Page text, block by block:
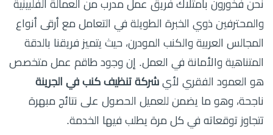
نحن فخورون بامتلاك فريق عمل مدرب من العمالة الفلبينية
والمحترفين ذوي الخبرة الطويلة في التعامل مع أرقى أنواع
المجالس العربية والكنب المودرن، حيث يتميز فريقنا بالدقة
المتناهية والأمانة في العمل. إن وجود طاقم عمل متخصص
هو العمود الفقري لأي شركة تنظيف كنب في الجرينة
ناجحة، وهو ما يضمن للعميل الحصول على نتائج مبهرة
تتجاوز توقعاته في كل مرة يطلب فيها الخدمة.